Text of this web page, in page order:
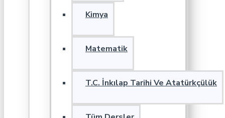
Kimya
Matematik
T.C. İnkılap Tarihi Ve Atatürkçülük